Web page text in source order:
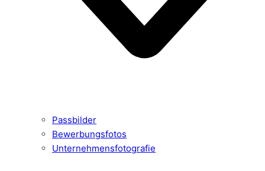
Passbilder
Bewerbungsfotos
Unternehmensfotografie